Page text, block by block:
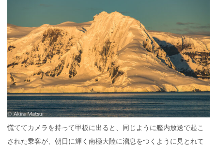
慌ててカメラを持って甲板に出ると、同じように艦内放送で起こ
された乗客が、朝日に輝く南極大陸に溜息をつくように見とれて